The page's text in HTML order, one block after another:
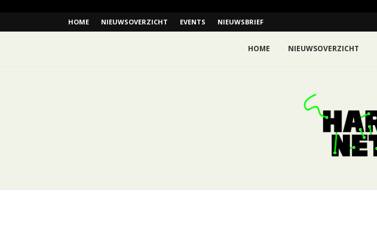
HOME NIEUWSOVERZICHT EVENTS NIEUWSBRIEF
HOME NIEUWSOVERZICHT